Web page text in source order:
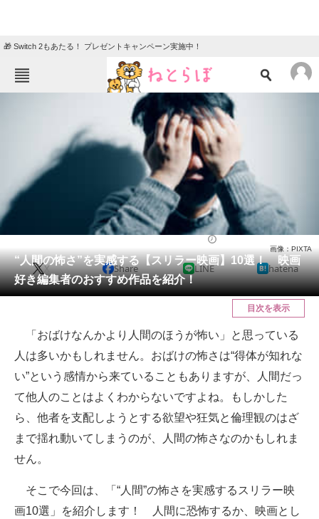
🎁 Switch 2もあたる！ プレゼントキャンペーン実施中！
ニュース
クイズ
グルメ 地域
住まい 教育・育児
リサーチ
会員記事
メディア
ITの今と未来を見通す
スマホと通信の最新トレンド
進化するPCとデバイスの未来
好きが集まる 比べて選べる
“人間の怖さ”を実感する【スリラー映画】10選！ 映画
好き編集者のおすすめ作品を紹介！
画像：PIXTA
X Share LINE hatena
目次を表示
「おばけなんかより人間のほうが怖い」と思っている
人は多いかもしれません。おばけの怖さは“得体が知れな
い”という感情から来ていることもありますが、人間だっ
て他人のことはよくわからないですよね。もしかした
ら、他者を支配しようとする欲望や狂気と倫理観のはざ
まで揺れ動いてしまうのが、人間の怖さなのかもしれま
せん。
そこで今回は、「“人間”の怖さを実感するスリラー映
画10選」を紹介します！ 人間に恐怖するか、映画とし